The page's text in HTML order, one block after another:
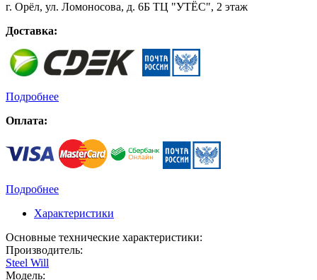
г. Орёл, ул. Ломоносова, д. 6Б ТЦ "УТЁС", 2 этаж
Доставка:
Подробнее
Оплата:
Подробнее
Характеристики
Основные технические характеристики:
Производитель:
Steel Will
Модель: